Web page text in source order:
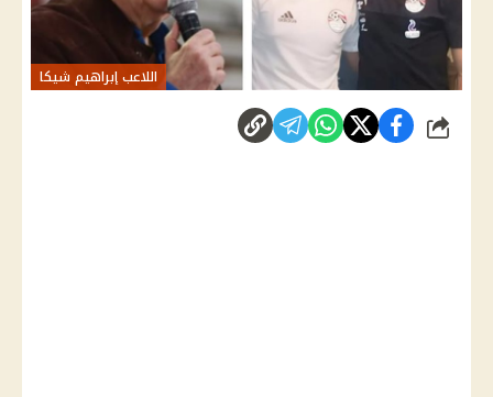
اللاعب إبراهيم شيكا
شارك